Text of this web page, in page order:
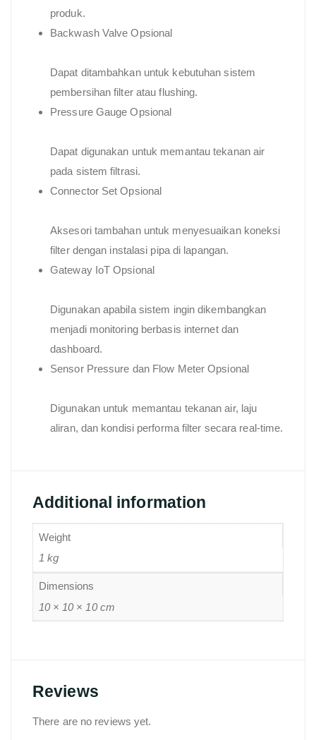
produk.
Backwash Valve Opsional
Dapat ditambahkan untuk kebutuhan sistem
pembersihan filter atau flushing.
Pressure Gauge Opsional
Dapat digunakan untuk memantau tekanan air
pada sistem filtrasi.
Connector Set Opsional
Aksesori tambahan untuk menyesuaikan koneksi
filter dengan instalasi pipa di lapangan.
Gateway IoT Opsional
Digunakan apabila sistem ingin dikembangkan
menjadi monitoring berbasis internet dan
dashboard.
Sensor Pressure dan Flow Meter Opsional
Digunakan untuk memantau tekanan air, laju
aliran, dan kondisi performa filter secara real-time.
Additional information
Weight
1 kg
Dimensions
10 × 10 × 10 cm
Reviews
There are no reviews yet.